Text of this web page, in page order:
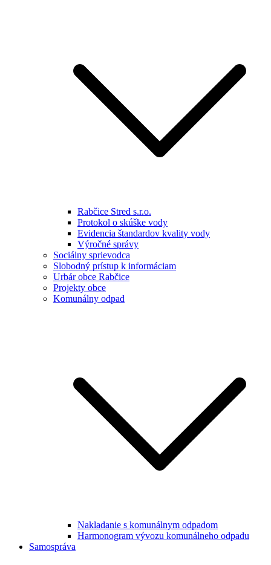
Rabčice Stred s.r.o.
Protokol o skúške vody
Evidencia štandardov kvality vody
Výročné správy
Sociálny sprievodca
Slobodný prístup k informáciam
Urbár obce Rabčice
Projekty obce
Komunálny odpad
Nakladanie s komunálnym odpadom
Harmonogram vývozu komunálneho odpadu
Samospráva